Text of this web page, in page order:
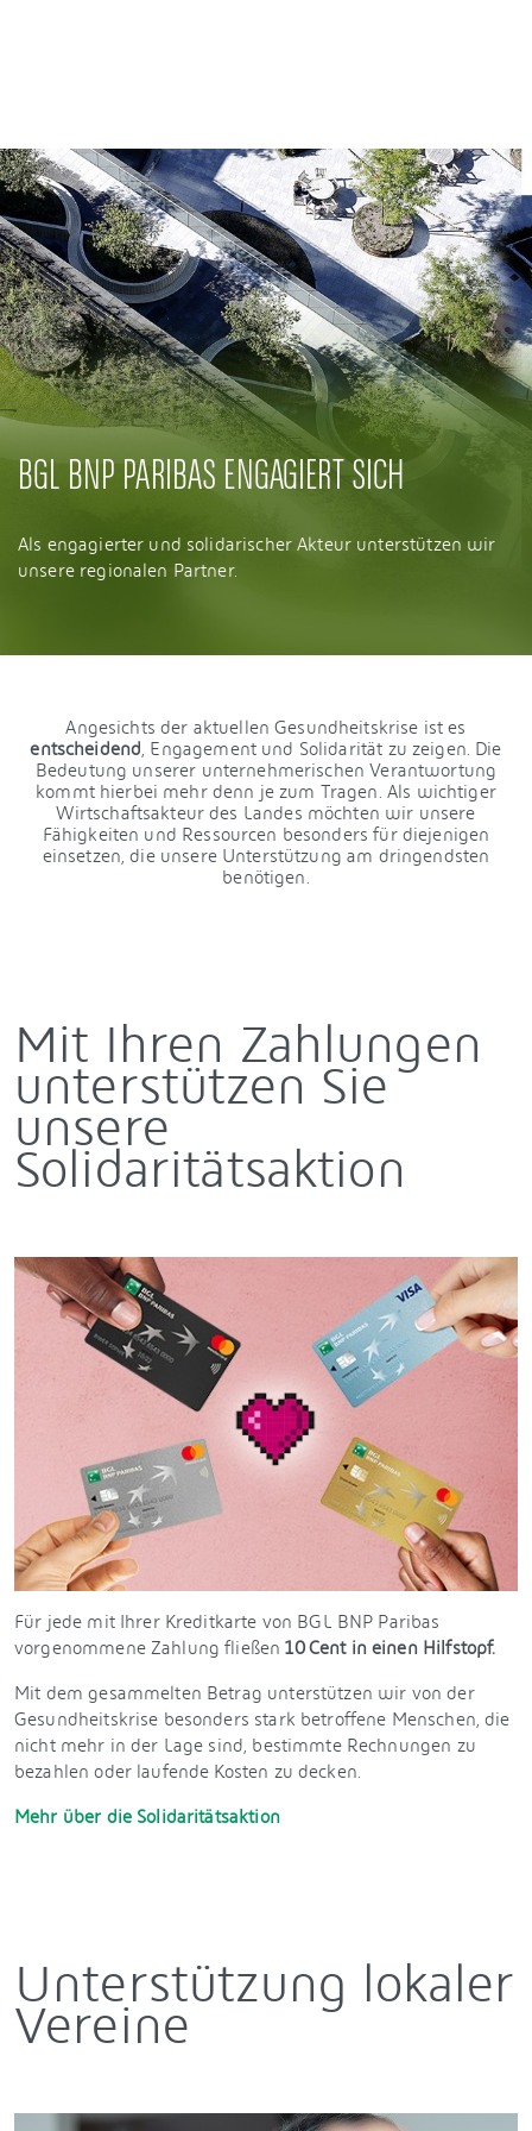
Innovative Lösungen
BGL BNP PARIBAS ENGAGIERT SICH
Als engagierter und solidarischer Akteur unterstützen wir
unsere regionalen Partner.
Angesichts der aktuellen Gesundheitskrise ist es
entscheidend, Engagement und Solidarität zu zeigen. Die
Bedeutung unserer unternehmerischen Verantwortung
kommt hierbei mehr denn je zum Tragen. Als wichtiger
Wirtschaftsakteur des Landes möchten wir unsere
Fähigkeiten und Ressourcen besonders für diejenigen
einsetzen, die unsere Unterstützung am dringendsten
benötigen.
Mit Ihren Zahlungen
unterstützen Sie
unsere
Solidaritätsaktion
Für jede mit Ihrer Kreditkarte von BGL BNP Paribas
vorgenommene Zahlung fließen10 Cent in einen Hilfstopf.
Mit dem gesammelten Betrag unterstützen wir von der
Gesundheitskrise besonders stark betroffene Menschen, die
nicht mehr in der Lage sind, bestimmte Rechnungen zu
bezahlen oder laufende Kosten zu decken.
Mehr über die Solidaritätsaktion
Unterstützung lokaler
Vereine